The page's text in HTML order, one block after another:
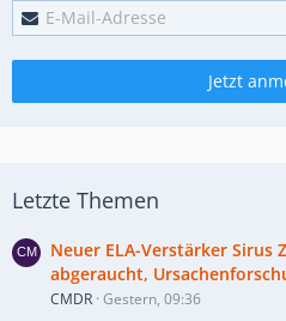
Jetzt
Letzte Themen
Neuer ELA-Verstärker Sirus
abgeraucht,
CMDR Gestern, 09:36